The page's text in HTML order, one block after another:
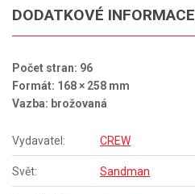
DODATKOVÉ INFORMACE
Počet stran: 96
Formát: 168 × 258 mm
Vazba: brožovaná
Vydavatel: CREW
Svět: Sandman